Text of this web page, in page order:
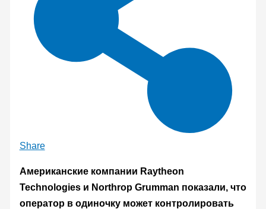
Share
Американские компании Raytheon
Technologies и Northrop Grumman показали, что
оператор в одиночку может контролировать